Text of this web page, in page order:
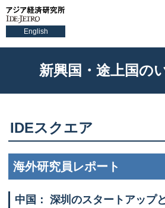
English
新興国・途上国の
IDEスクエア
海外研究員レポート
中国： 深圳のスタートアップ